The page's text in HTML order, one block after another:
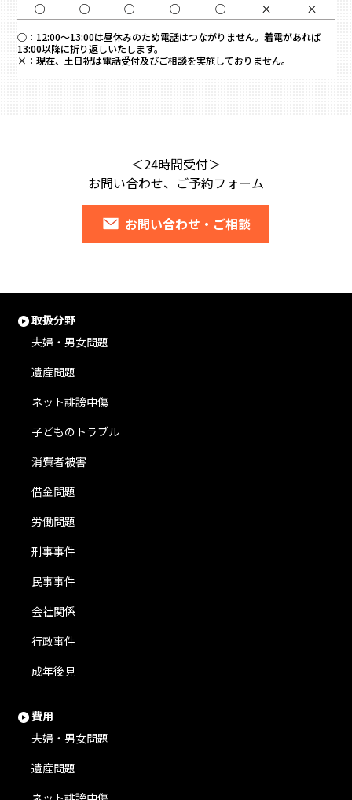
○
○ ○ ○ ○ × ×
○： 12:00～13:00は昼休みのため電話はつながりません。着電があれば
13:00以降に折り返しいたします。
×： 現在、土日祝は電話受付及びご相談を実施しておりません。
＜24時間受付＞
お問い合わせ、ご予約フォーム
お問い合わせ・ご相談
取扱分野
夫婦・男女問題
遺産問題
ネット誹謗中傷
子どものトラブル
消費者被害
借金問題
労働問題
刑事事件
民事事件
会社関係
行政事件
成年後見
費用
夫婦・男女問題
遺産問題